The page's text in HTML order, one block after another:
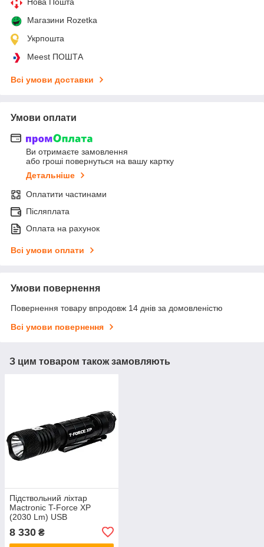
Магазини Rozetka
Укрпошта
Meest ПОШТА
Всі умови доставки
Умови оплати
Ви отримаєте замовлення
або гроші повернуться на вашу картку
Детальніше
Оплатити частинами
Післяплата
Оплата на рахунок
Всі умови оплати
Умови повернення
Повернення товару впродовж 14 днів за домовленістю
Всі умови повернення
З цим товаром також замовляють
Підствольний ліхтар
Mactronic T-Force XP
(2030 Lm) USB
8 330 ₴